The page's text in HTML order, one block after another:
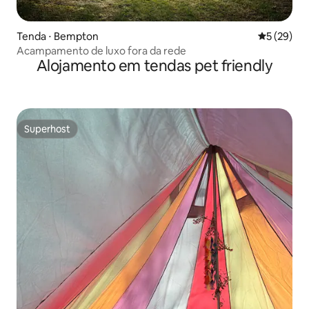
Tenda ⋅ Bempton 5 de uma
5 (29)
Acampamento de luxo fora da rede
Alojamento em tendas pet friendly
Superhost
Superhost